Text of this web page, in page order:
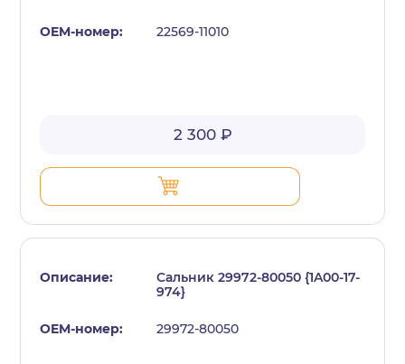
22569-11010
2 300 ₽
Сальник 29972-80050 {1A00-17-
974}
29972-80050